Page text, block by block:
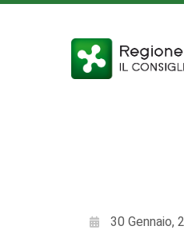
30 Gennaio,